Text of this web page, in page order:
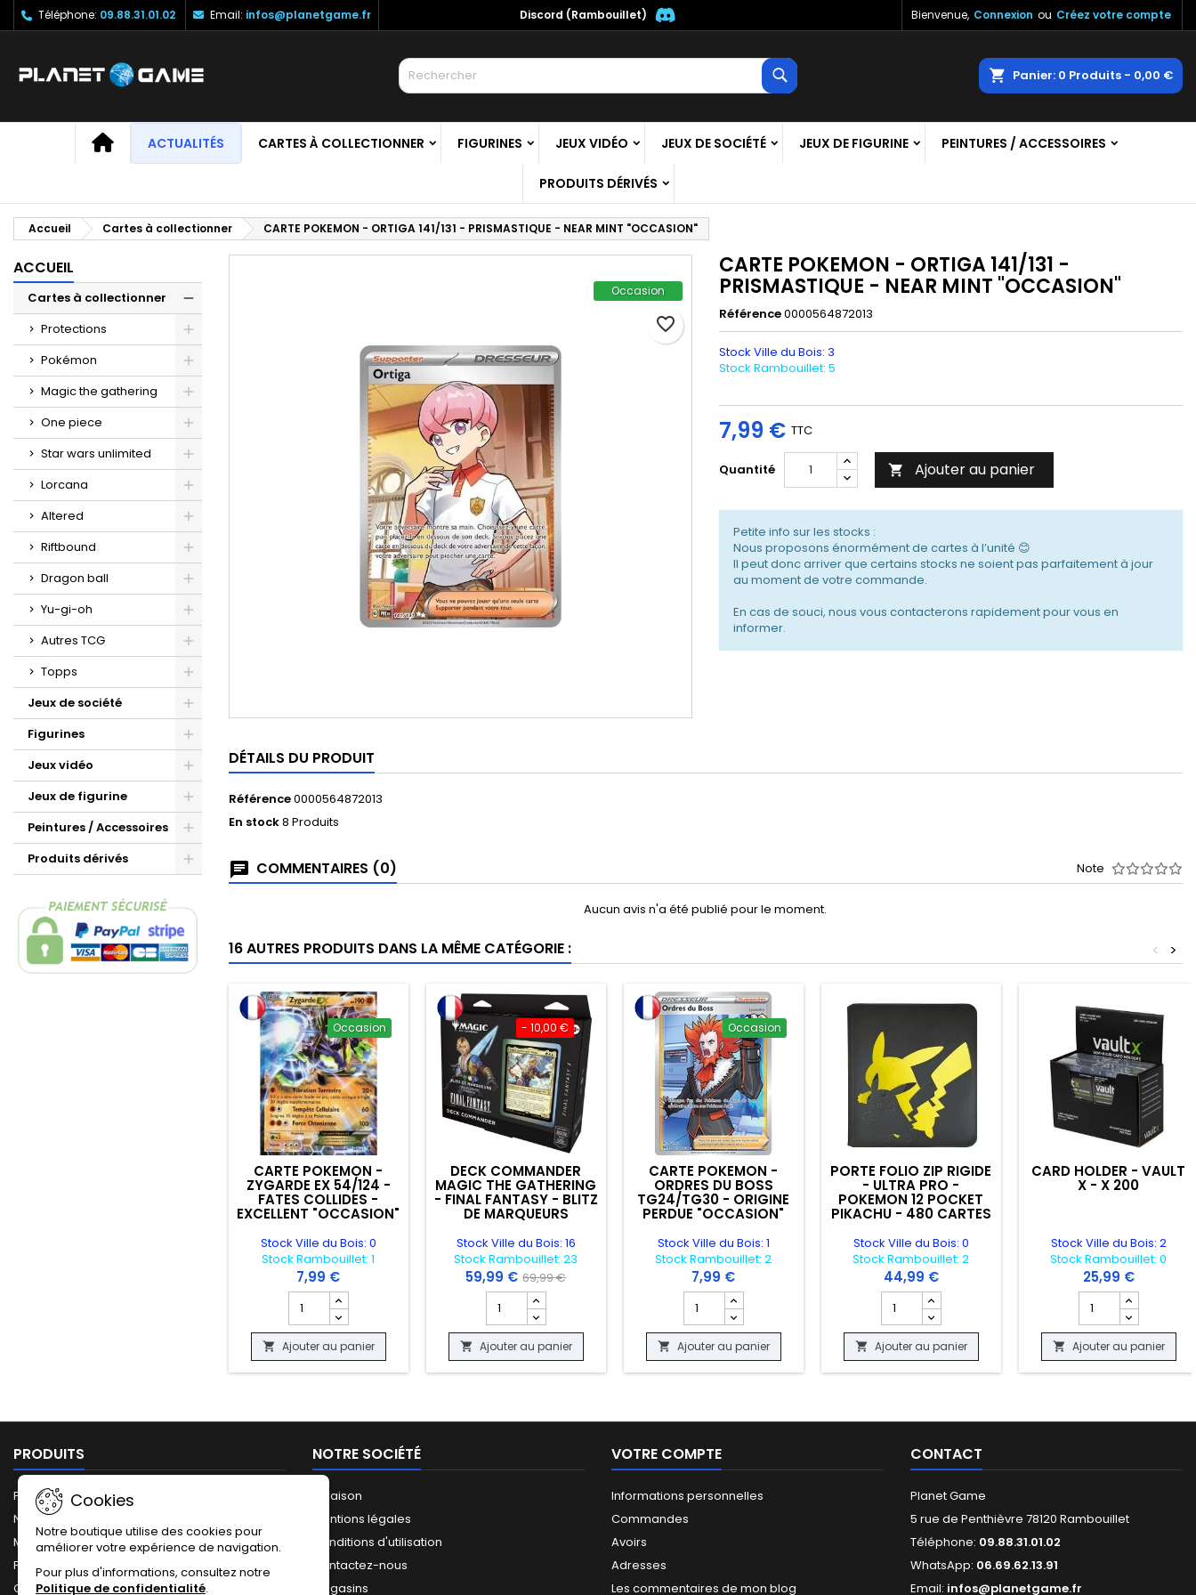
Téléphone: 09.88.31.01.02 Email: infos@planetgame.fr Discord (Rambouillet) Bienvenue, Connexion ou Créez votre compte
Panier 0 Produits - 0,00 €
ACCUEILACTUALITÉS CARTES À COLLECTIONNER FIGURINES JEUX VIDÉO JEUX DE SOCIÉTÉ JEUX DE FIGURINE PEINTURES / ACCESSOIRES
PRODUITS DÉRIVÉS
Accueil Cartes à collectionner CARTE POKEMON - ORTIGA 141/131 - PRISMASTIQUE - NEAR MINT "OCCASION"
ACCUEIL
Cartes à collectionner
Protections
Pokémon
Magic the gathering
One piece
Star wars unlimited
Lorcana
Altered
Riftbound
Dragon ball
Yu-gi-oh
Autres TCG
Topps
Jeux de société
Figurines
Jeux vidéo
Jeux de figurine
Peintures / Accessoires
Produits dérivés
Occasion
CARTE POKEMON - ORTIGA 141/131 -
PRISMASTIQUE - NEAR MINT "OCCASION"
Référence0000564872013
Stock Ville du Bois: 3
Stock Rambouillet: 5
7,99 € TTC
Quantité  Ajouter au panier
favorite_border
Petite info sur les stocks :
Nous proposons énormément de cartes à l’unité 😊
Il peut donc arriver que certains stocks ne soient pas parfaitement à jour
au moment de votre commande.
En cas de souci, nous vous contacterons rapidement pour vous en
informer.
DÉTAILS DU PRODUIT
Référence0000564872013
En stock8 Produits
COMMENTAIRES (0) Note
Aucun avis n'a été publié pour le moment.
16 AUTRES PRODUITS DANS LA MÊME CATÉGORIE : >
<
Occasion
CARTE POKEMON -
ZYGARDE EX 54/124 -
FATES COLLIDES -
EXCELLENT "OCCASION"
Stock Ville du Bois: 0
Stock Rambouillet: 1
7,99 €
Champ quantité du produit CARTE POKEMON - ZYGARDE EX 54/124 - FATES COLLIDES - EXCELLENT "OCCASION"
 Ajouter au panier
- 10,00 €
DECK COMMANDER
MAGIC THE GATHERING
- FINAL FANTASY - BLITZ
DE MARQUEURS
Stock Ville du Bois: 16
Stock Rambouillet: 23
59,99 € 69,99 €
Champ quantité du produit DECK COMMANDER MAGIC THE GATHERING - FINAL FANTASY - BLITZ DE MARQUEURS
 Ajouter au panier
Occasion
CARTE POKEMON -
ORDRES DU BOSS
TG24/TG30 - ORIGINE
PERDUE "OCCASION"
Stock Ville du Bois: 1
Stock Rambouillet: 2
7,99 €
Champ quantité du produit CARTE POKEMON - ORDRES DU BOSS TG24/TG30 - ORIGINE
 Ajouter au panier
PORTE FOLIO ZIP RIGIDE
- ULTRA PRO -
POKEMON 12 POCKET
PIKACHU - 480 CARTES
Stock Ville du Bois: 0
Stock Rambouillet: 2
44,99 €
Champ quantité du produit PORTE FOLIO ZIP RIGIDE -
 Ajouter au panier
CARD HOLDER - VAULT
X - X 200
Stock Ville du Bois: 2
Stock Rambouillet: 0
25,99 €
Champ quantité du
 Ajouter au panier
PRODUITS
Promotions
Nouveaux produits
Meilleures ventes
Plan du site
Catalogue complet
NOTRE SOCIÉTÉ
Livraison
Mentions légales
Conditions d'utilisation
Contactez-nous
Magasins
VOTRE COMPTE
Informations personnelles
Commandes
Avoirs
Adresses
Les commentaires de mon blog
CONTACT
Planet Game
5 rue de Penthièvre 78120 Rambouillet
Téléphone: 09.88.31.01.02
WhatsApp: 06.69.62.13.91
Email: infos@planetgame.fr
Mes listes ×
Créer une nouvelle liste
Créer une liste d'envies ×
Connexion ×
Vous devez être connecté pour ajouter des produits à votre liste
Cookies
Notre boutique utilise des cookies pour
améliorer votre expérience de navigation.
Pour plus d'informations, consultez notre
Politique de confidentialité.